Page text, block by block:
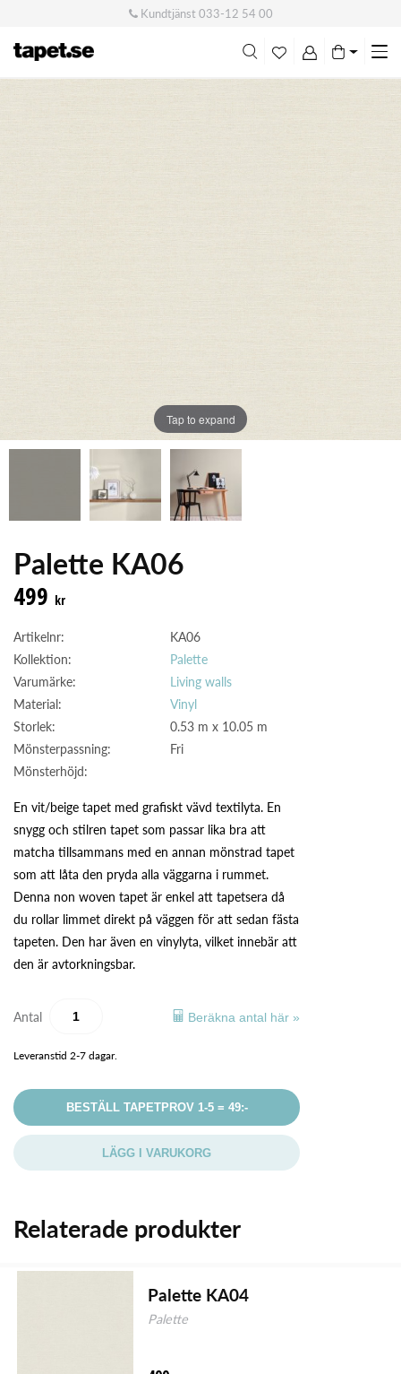
Kundtjänst033-12 54 00
Tap to expand
Palette KA06
499 kr
Artikelnr:
KA06
Kollektion:
Palette
Varumärke:
Living walls
Material:
Vinyl
Storlek:
0.53 m x 10.05 m
Mönsterpassning:
Fri
Mönsterhöjd:
En vit/beige tapet med grafiskt vävd textilyta. En
snygg och stilren tapet som passar lika bra att
matcha tillsammans med en annan mönstrad tapet
som att låta den pryda alla väggarna i rummet.
Denna non woven tapet är enkel att tapetsera då
du rollar limmet direkt på väggen för att sedan fästa
tapeten. Den har även en vinylyta, vilket innebär att
den är avtorkningsbar.
Antal Beräkna antal här »
Leveranstid 2-7 dagar.
BESTÄLL TAPETPROV 1-5 = 49:-
LÄGG I VARUKORG
Relaterade produkter
Palette KA04
Palette